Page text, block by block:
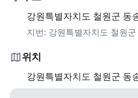
강원특별자치도 철원군 동
지번: 강원특별자치도 철원
위치
강원특별자치도 철원군 동